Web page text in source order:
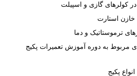
کولرهای گازی و اسپیلت
خازن استارت
ترموستاتیک و دما
مربوط به دوره آموزش تعمیرات پکیج
پکیج